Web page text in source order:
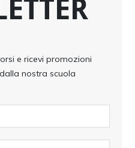
e ricevi promozioni
nostra scuola